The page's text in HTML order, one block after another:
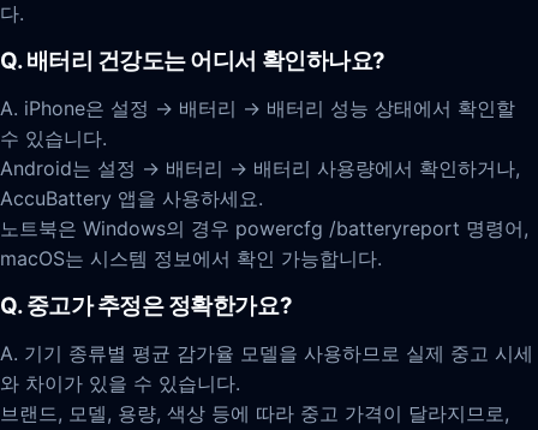
다.
Q. 배터리 건강도는 어디서 확인하나요?
A. iPhone은 설정 → 배터리 → 배터리 성능 상태에서 확인할
수 있습니다.
Android는 설정 → 배터리 → 배터리 사용량에서 확인하거나,
AccuBattery 앱을 사용하세요.
노트북은 Windows의 경우 powercfg /batteryreport 명령어,
macOS는 시스템 정보에서 확인 가능합니다.
Q. 중고가 추정은 정확한가요?
A. 기기 종류별 평균 감가율 모델을 사용하므로 실제 중고 시세
와 차이가 있을 수 있습니다.
브랜드, 모델, 용량, 색상 등에 따라 중고 가격이 달라지므로,